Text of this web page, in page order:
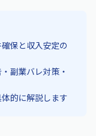
保と収入安定の
副業バレ対策・
的に解説します